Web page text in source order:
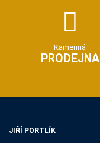
Kamenná
PRODEJNA
JIŘÍ PORTLÍK